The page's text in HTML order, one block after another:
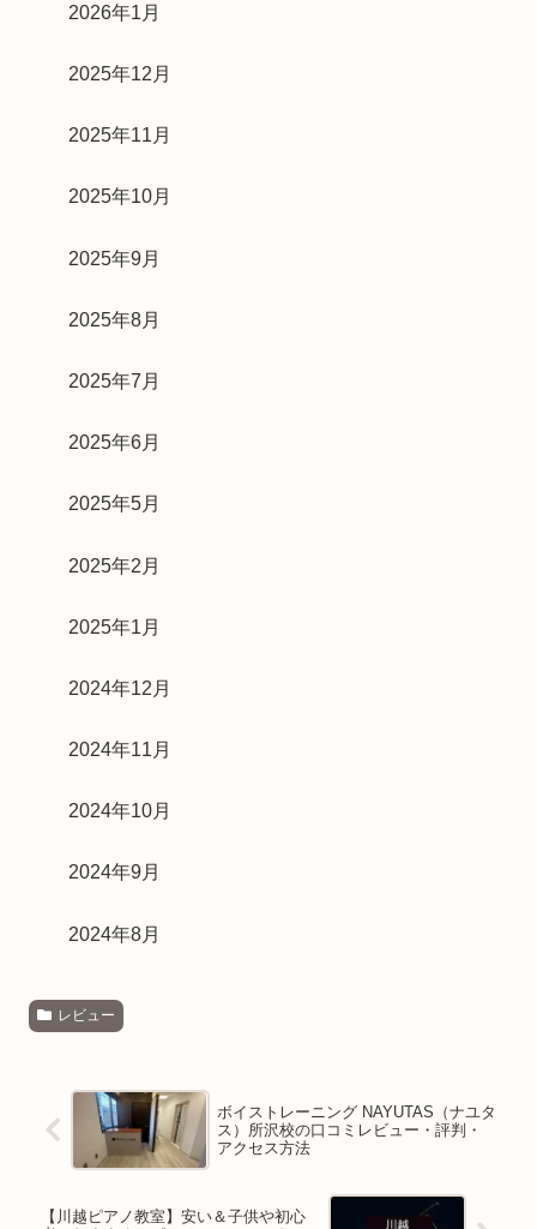
2026年1月
2025年12月
2025年11月
2025年10月
2025年9月
2025年8月
2025年7月
2025年6月
2025年5月
2025年2月
2025年1月
2024年12月
2024年11月
2024年10月
2024年9月
2024年8月
レビュー
ボイストレーニング NAYUTAS（ナユタ
ス）所沢校の口コミレビュー・評判・
アクセス方法
【川越ピアノ教室】安い＆子供や初心